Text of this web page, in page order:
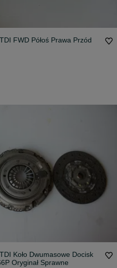
FWD Półoś Prawa Przód
Koło Dwumasowe Docisk
Oryginał Sprawne